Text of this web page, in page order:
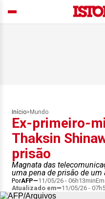
Início> Mundo
Ex-primeiro-
Thaksin
prisão
Magnata das
uma pena de prisão de um
PorAFP 11/05/26 - 06h13minEm
Atualizado em
11/05/26 -